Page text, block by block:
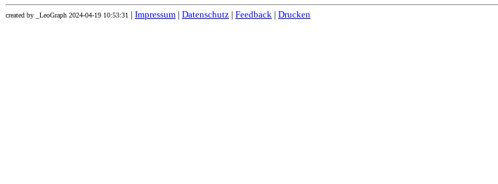
created by _LeoGraph 2024-04-19 10:53:31 Impressum Datenschutz Feedback Drucken